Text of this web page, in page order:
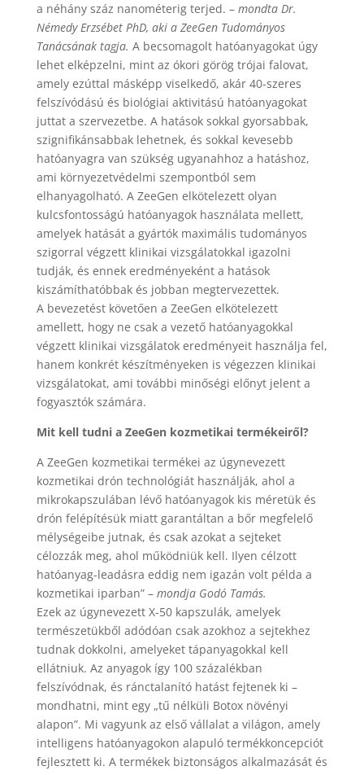
a néhány száz nanométerig terjed. – mondta Dr.
Némedy Erzsébet PhD, aki a ZeeGen Tudományos
Tanácsának tagja. A becsomagolt hatóanyagokat úgy
lehet elképzelni, mint az ókori görög trójai falovat,
amely ezúttal másképp viselkedő, akár 40-szeres
felszívódású és biológiai aktivitású hatóanyagokat
juttat a szervezetbe. A hatások sokkal gyorsabbak,
szignifikánsabbak lehetnek, és sokkal kevesebb
hatóanyagra van szükség ugyanahhoz a hatáshoz,
ami környezetvédelmi szempontból sem
elhanyagolható. A ZeeGen elkötelezett olyan
kulcsfontosságú hatóanyagok használata mellett,
amelyek hatását a gyártók maximális tudományos
szigorral végzett klinikai vizsgálatokkal igazolni
tudják, és ennek eredményeként a hatások
kiszámíthatóbbak és jobban megtervezettek.
A bevezetést követően a ZeeGen elkötelezett
amellett, hogy ne csak a vezető hatóanyagokkal
végzett klinikai vizsgálatok eredményeit használja fel,
hanem konkrét készítményeken is végezzen klinikai
vizsgálatokat, ami további minőségi előnyt jelent a
fogyasztók számára.
Mit kell tudni a ZeeGen kozmetikai termékeiről?
A ZeeGen kozmetikai termékei az úgynevezett
kozmetikai drón technológiát használják, ahol a
mikrokapszulában lévő hatóanyagok kis méretük és
drón felépítésük miatt garantáltan a bőr megfelelő
mélységeibe jutnak, és csak azokat a sejteket
célozzák meg, ahol működniük kell. Ilyen célzott
hatóanyag-leadásra eddig nem igazán volt példa a
kozmetikai iparban” – mondja Godó Tamás.
Ezek az úgynevezett X-50 kapszulák, amelyek
természetükből adódóan csak azokhoz a sejtekhez
tudnak dokkolni, amelyeket tápanyagokkal kell
ellátniuk. Az anyagok így 100 százalékban
felszívódnak, és ránctalanító hatást fejtenek ki –
mondhatni, mint egy „tű nélküli Botox növényi
alapon”. Mi vagyunk az első vállalat a világon, amely
intelligens hatóanyagokon alapuló termékkoncepciót
fejlesztett ki. A termékek biztonságos alkalmazását és